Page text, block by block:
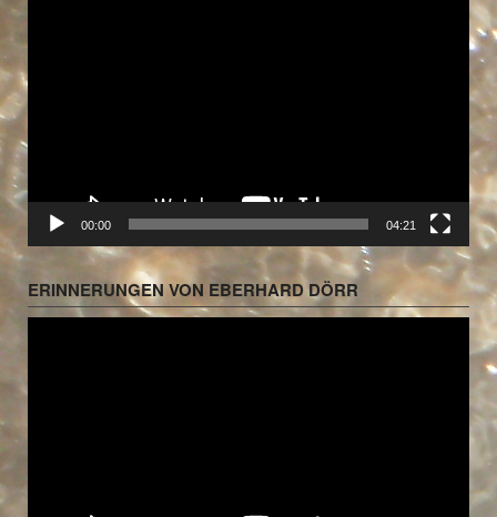
00:00 04:21
ERINNERUNGEN VON EBERHARD DÖRR